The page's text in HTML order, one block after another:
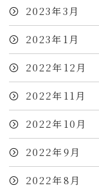
2023年3月
2023年1月
2022年12月
2022年11月
2022年10月
2022年9月
2022年8月